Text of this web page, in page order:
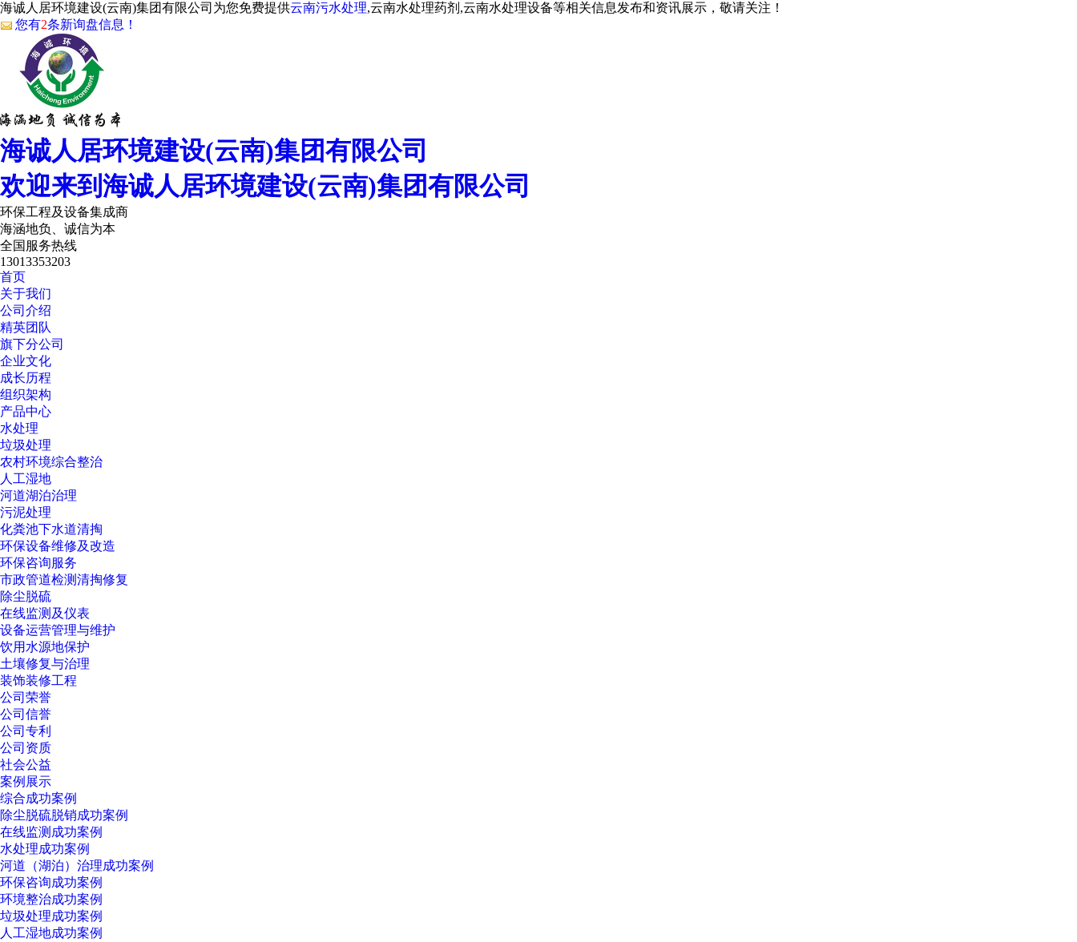
海诚人居环境建设(云南)集团有限公司为您免费提供云南污水处理,云南水处理药剂,云南水处理设备等相关信息发布和资讯展示，敬请关注！
您有2条新询盘信息！
海诚人居环境建设(云南)集团有限公司
欢迎来到海诚人居环境建设(云南)集团有限公司
环保工程及设备集成商
海涵地负、诚信为本
全国服务热线
13013353203
首页
关于我们
公司介绍
精英团队
旗下分公司
企业文化
成长历程
组织架构
产品中心
水处理
垃圾处理
农村环境综合整治
人工湿地
河道湖泊治理
污泥处理
化粪池下水道清掏
环保设备维修及改造
环保咨询服务
市政管道检测清掏修复
除尘脱硫
在线监测及仪表
设备运营管理与维护
饮用水源地保护
土壤修复与治理
装饰装修工程
公司荣誉
公司信誉
公司专利
公司资质
社会公益
案例展示
综合成功案例
除尘脱硫脱销成功案例
在线监测成功案例
水处理成功案例
河道（湖泊）治理成功案例
环保咨询成功案例
环境整治成功案例
垃圾处理成功案例
人工湿地成功案例